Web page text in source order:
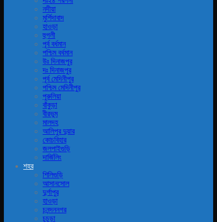
নদীয়া
মুর্শিদাবাদ
হাওড়া
হুগলী
পূর্ব বর্ধমান
পশ্চিম বর্ধমান
উঃ দিনাজপুর
দঃ দিনাজপুর
পূর্ব মেদিনীপুর
পশ্চিম মেদিনীপুর
পুরুলিয়া
বাঁকুড়া
বীরভুম
মালদহ
আলিপুর দুয়ার
কোচবিহার
জলপাইগুড়ি
দার্জিলিং
শহর
শিলিগুড়ি
আসানসোল
দুর্গাপুর
হাওড়া
চনন্দননগর
চুচুড়া